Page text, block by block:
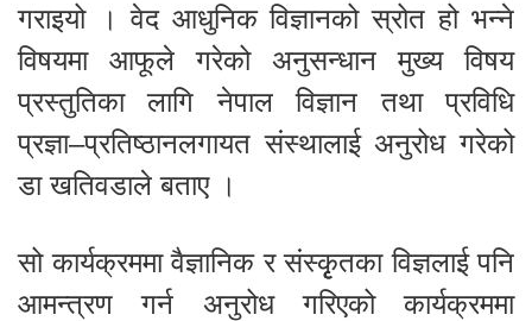
गराइयो । वेद आधुनिक विज्ञानको स्रोत हो भन्ने
विषयमा आफूले गरेको अनुसन्धान मुख्य विषय
प्रस्तुतिका लागि नेपाल विज्ञान तथा प्रविधि
प्रज्ञा–प्रतिष्ठानलगायत संस्थालाई अनुरोध गरेको
डा खतिवडाले बताए ।
सो कार्यक्रममा वैज्ञानिक र संस्कृृृतका विज्ञलाई पनि
आमन्त्रण गर्न अनुरोध गरिएको कार्यक्रममा